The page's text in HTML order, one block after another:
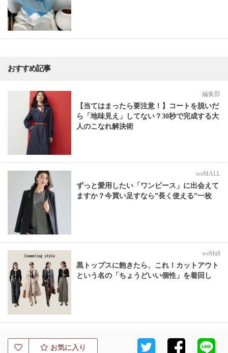
おすすめ記事
編集部
【当てはまったら要注意！】コートを脱いだ
ら「地味見え」してない？30秒で完成する大
人のこなれ解決術
weMALL
ずっと愛用したい「ワンピース」に出会えて
ますか？今買い足すなら”長く使える”一枚
weMall
黒トップスに飽きたら、これ！カットアウト
という名の「ちょうどいい個性」を着回し
お気に入り